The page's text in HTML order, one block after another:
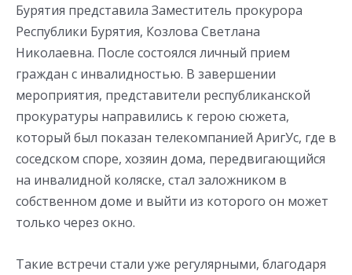
Бурятия представила Заместитель прокурора
Республики Бурятия, Козлова Светлана
Николаевна. После состоялся личный прием
граждан с инвалидностью. В завершении
мероприятия, представители республиканской
прокуратуры направились к герою сюжета,
который был показан телекомпанией АригУс, где в
соседском споре, хозяин дома, передвигающийся
на инвалидной коляске, стал заложником в
собственном доме и выйти из которого он может
только через окно.
Такие встречи стали уже регулярными, благодаря